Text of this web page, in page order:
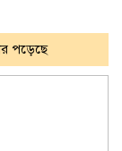
পড়েছে